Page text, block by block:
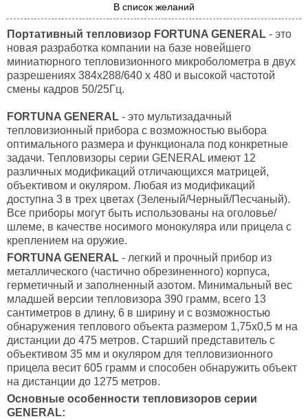
В список желаний
Портативный тепловизор FORTUNA GENERAL - это
новая разработка компании на базе новейшего
миниатюрного тепловизионного микроболометра в двух
разрешениях 384x288/640 x 480 и высокой частотой
смены кадров 50/25Гц.
FORTUNA GENERAL - это мультизадачный
тепловизионный прибора с возможностью выбора
оптимального размера и функционала под конкретные
задачи. Тепловизоры серии GENERAL имеют 12
различных модификаций отличающихся матрицей,
объективом и окуляром. Любая из модификаций
доступна 3 в трех цветах (Зеленый/Черный/Песчаный).
Все приборы могут быть использованы на оголовье/
шлеме, в качестве носимого монокуляра или прицела с
креплением на оружие.
FORTUNA GENERAL - легкий и прочный прибор из
металлического (частично обрезиненного) корпуса,
герметичный и заполненный азотом. Минимальный вес
младшей версии тепловизора 390 грамм, всего 13
сантиметров в длину, 6 в ширину и с возможностью
обнаружения теплового объекта размером 1,75x0,5 м на
дистанции до 475 метров. Старший представитель с
объективом 35 мм и окуляром для тепловизионного
прицела весит 605 грамм и способен обнаружить объект
на дистанции до 1275 метров.
Основные особенности тепловизоров серии
GENERAL: